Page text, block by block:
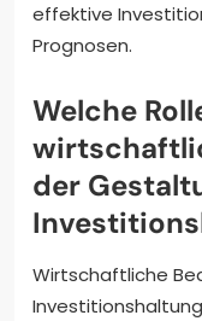
effektive
Prognosen.
Welche
der
Wirtschaftliche